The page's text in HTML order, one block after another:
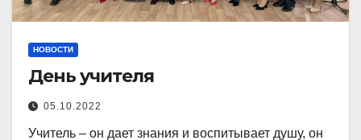
НОВОСТИ
День учителя
05.10.2022
Учитель – он дает знания и воспитывает душу, он